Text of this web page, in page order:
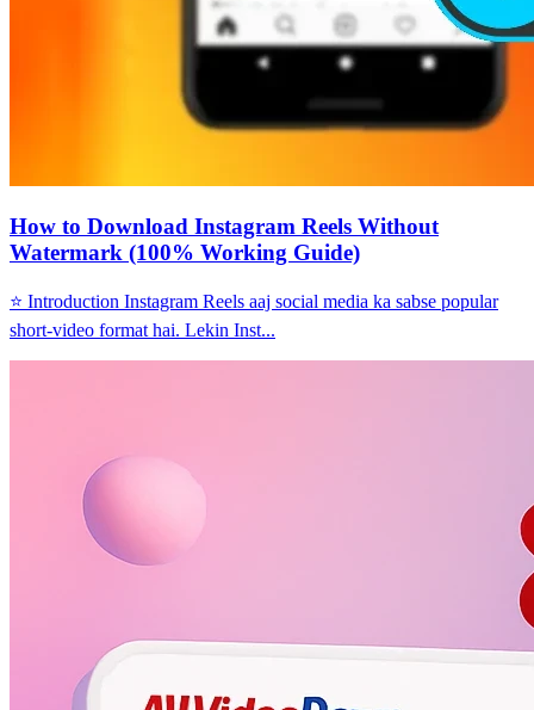
How to Download Instagram Reels Without
Watermark (100% Working Guide)
⭐ Introduction Instagram Reels aaj social media ka sabse popular
short-video format hai. Lekin Inst...